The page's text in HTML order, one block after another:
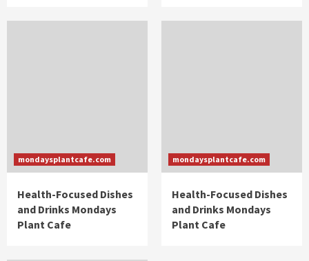
mondaysplantcafe.com
Health-Focused Dishes
and Drinks Mondays
Plant Cafe
mondaysplantcafe.com
Health-Focused Dishes
and Drinks Mondays
Plant Cafe